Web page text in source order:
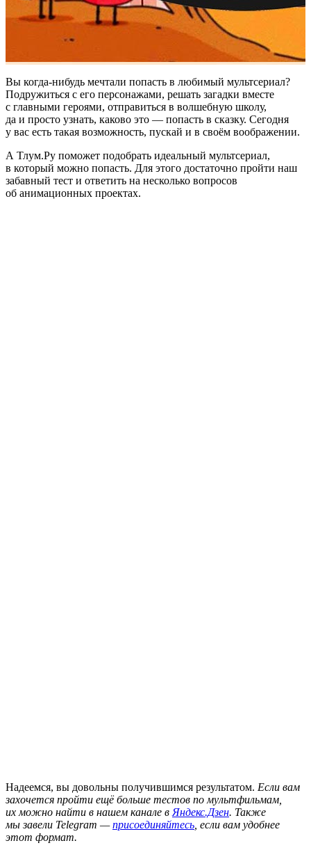
Вы когда-нибудь мечтали попасть в любимый мультсериал?
Подружиться с его персонажами, решать загадки вместе
с главными героями, отправиться в волшебную школу,
да и просто узнать, каково это — попасть в сказку. Сегодня
у вас есть такая возможность, пускай и в своём воображении.
А Тлум.Ру поможет подобрать идеальный мультсериал,
в который можно попасть. Для этого достаточно пройти наш
забавный тест и ответить на несколько вопросов
об анимационных проектах.
Надеемся, вы довольны получившимся результатом. Если вам
захочется пройти ещё больше тестов по мультфильмам,
их можно найти в нашем канале в Яндекс.Дзен. Также
мы завели Telegram — присоединяйтесь , если вам удобнее
этот формат.